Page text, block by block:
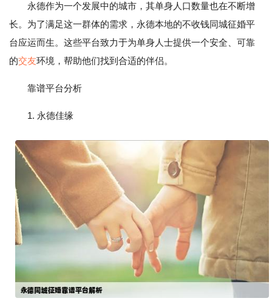
永德作为一个发展中的城市，其单身人口数量也在不断增
长。为了满足这一群体的需求，永德本地的不收钱同城征婚平
台应运而生。这些平台致力于为单身人士提供一个安全、可靠
的交友环境，帮助他们找到合适的伴侣。
靠谱平台分析
1. 永德佳缘